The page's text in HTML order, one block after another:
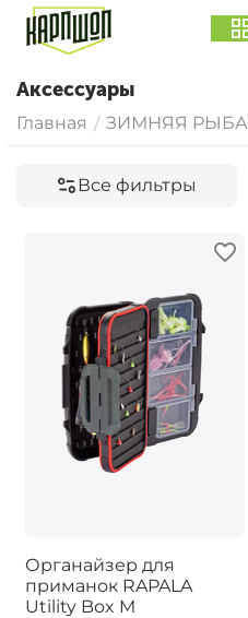
Аксессуары
Главная / ЗИМНЯЯ
Все фильтры
Органайзер для
приманок RAPALA
Utility Box M